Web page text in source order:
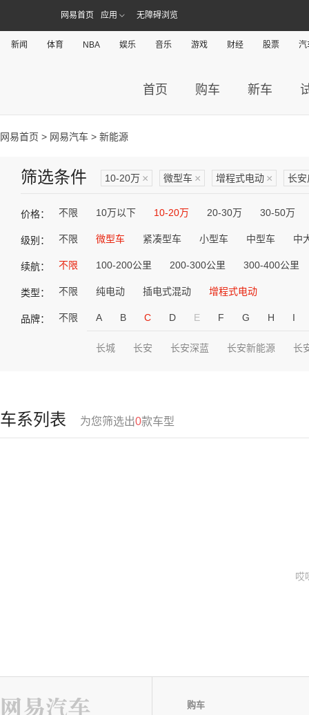
网易首页 应用 无障碍浏览
新闻 体育 NBA 娱乐 音乐 游戏 财经 股票 汽
首页 购车 新车
网易首页 > 网易汽车 > 新能源
筛选条件 10-20万 × 微型车 × 增程式电动 × 长安
价格： 不限 10万以下 10-20万 20-30万 30-50万
级别： 不限 微型车 紧凑型车 小型车 中型车 中
续航： 不限 100-200公里 200-300公里 300-400公里
类型： 不限 纯电动 插电式混动 增程式电动
品牌： 不限 A B C D E F G H I
长城 长安 长安深蓝 长安新能源 长
车系列表 为您筛选出0款车型
哎
购车